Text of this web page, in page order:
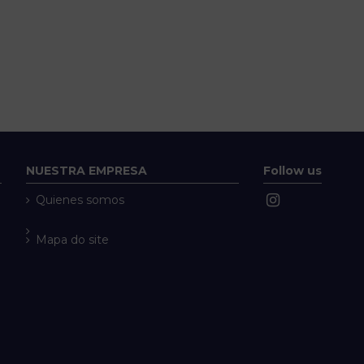
NUESTRA EMPRESA
Quienes somos
Mapa do site
Follow us